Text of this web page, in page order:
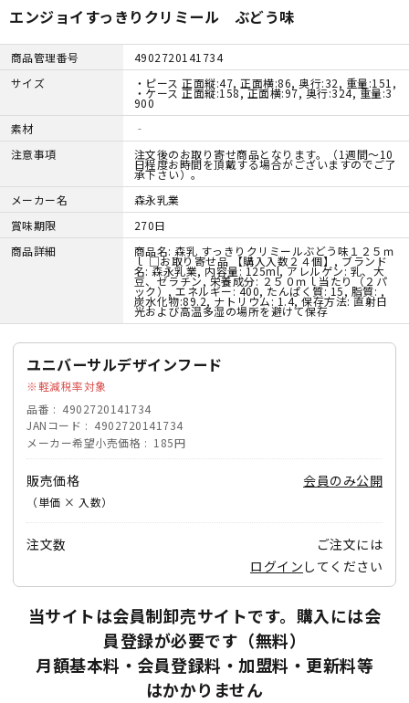
エンジョイすっきりクリミール ぶどう味
商品管理番号
4902720141734
サイズ
・ピース 正面縦:47, 正面横:86, 奥行:32, 重量:151,
・ケース 正面縦:158, 正面横:97, 奥行:324, 重量:3
900
素材
‐
注意事項
注文後のお取り寄せ商品となります。（1週間～10
日程度お時間を頂戴する場合がございますのでご了
承下さい）。
メーカー名
森永乳業
賞味期限
270日
商品詳細
商品名: 森乳 すっきりクリミールぶどう味１２５ｍ
ｌ □お取り寄せ品 【購入入数２４個】, ブランド
名: 森永乳業, 内容量: 125ml, アレルゲン: 乳、大
豆、ゼラチン, 栄養成分: ２５０ｍｌ当たり（２パ
ック）, エネルギー: 400, たんぱく質: 15, 脂質: ,
炭水化物:89.2, ナトリウム: 1.4, 保存方法: 直射日
光および高温多湿の場所を避けて保存
ユニバーサルデザインフード
軽減税率対象
品番
4902720141734
JANコード
4902720141734
メーカー希望小売価格
185円
販売価格
（単価 × 入数）
会員のみ公開
注文数
ご注文には
ログイン してください
当サイトは会員制卸売サイトです。購入には会
員登録が必要です（無料）
月額基本料・会員登録料・加盟料・更新料等
はかかりません